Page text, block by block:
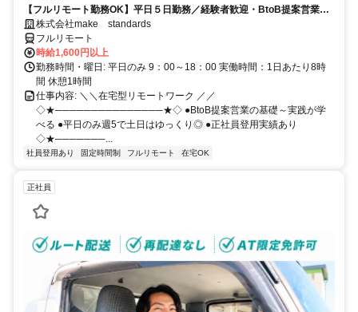
【フルリモート勤務OK】平日５日勤務／経験者歓迎・BtoB提案営業で
スキルアップ
株式会社make standards
フルリモート
時給1,600円以上
勤務時間・曜日: 平日のみ 9：00～18：00 実働時間：1日あたり8時
間 休憩1時間
仕事内容: ＼＼在宅型リモートワーク ／／
◇★───────────────★◇ ●BtoB提案営業の基礎～実践が学
べる ●平日のみ週5で土日はゆっくり◎ ●正社員登用実績あり
◇★───────...
社員登用あり 固定時間制 フルリモート 在宅OK
正社員